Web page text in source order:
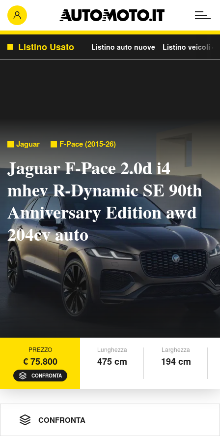
Listino Usato Listino auto nuove Listino veicoli
Jaguar F-Pace (2015-26)
Jaguar F-Pace 2.0d i4
mhev R-Dynamic SE 90th
Anniversary Edition awd
204cv auto
PREZZO
€ 75.800
CONFRONTA
Lunghezza
475 cm
Larghezza
194 cm
CONFRONTA